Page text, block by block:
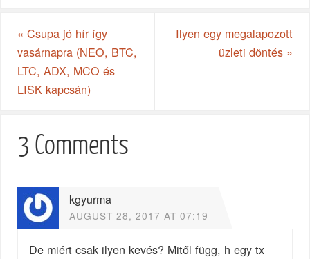
« Csupa jó hír így
vasárnapra (NEO, BTC,
LTC, ADX, MCO és
LISK kapcsán)
Ilyen egy megalapozott
üzleti döntés »
3 Comments
kgyurma
AUGUST 28, 2017 AT 07:19
De miért csak ilyen kevés? Mitől függ, h egy tx